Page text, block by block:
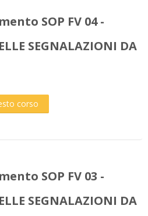
SOP FV 04 -
SEGNALAZIONI DA
corso
SOP FV 03 -
SEGNALAZIONI DA